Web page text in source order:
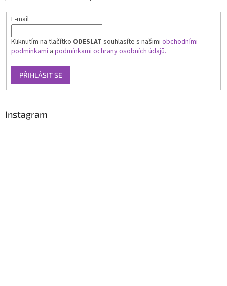
E-mail
Kliknutím na tlačítko ODESLAT souhlasíte s našimi obchodními
podmínkami a podmínkami ochrany osobních údajů.
PŘIHLÁSIT SE
Instagram